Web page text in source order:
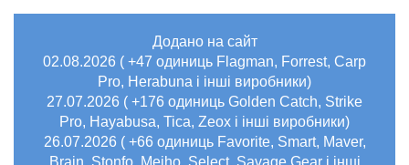
Додано на сайт
02.08.2026 ( +47 одиниць Flagman, Forrest, Carp
Pro, Herabuna і інші виробники)
27.07.2026 ( +176 одиниць Golden Catch, Strike
Pro, Hayabusa, Tica, Zeox і інші виробники)
26.07.2026 ( +66 одиниць Favorite, Smart, Maver,
Brain, Stonfo, Meiho, Select, Savage Gear і інші